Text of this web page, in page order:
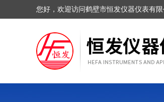
您好，欢迎访问鹤壁市恒发仪器仪表有限